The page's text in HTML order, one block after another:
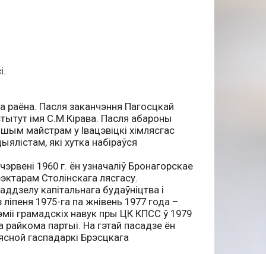
раёна. Пасля заканчэння Пагосцкай
імя С.М.Кірава. Пасля абароны
майстрам у Івацэвіцкі хімлясгас
які хутка набіраўся
1960 г. ён узначаліў Бронагорскае
Столінскага лясгасу.
капітальнага будаўніцтва і
1975-га па жнівень 1977 года –
грамадскіх навук пры ЦК КПСС ў 1979
партыі. На гэтай пасадзе ён
гаспадаркі Брэсцкага